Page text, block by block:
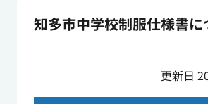
知多市中学校制服仕様書に
更新日